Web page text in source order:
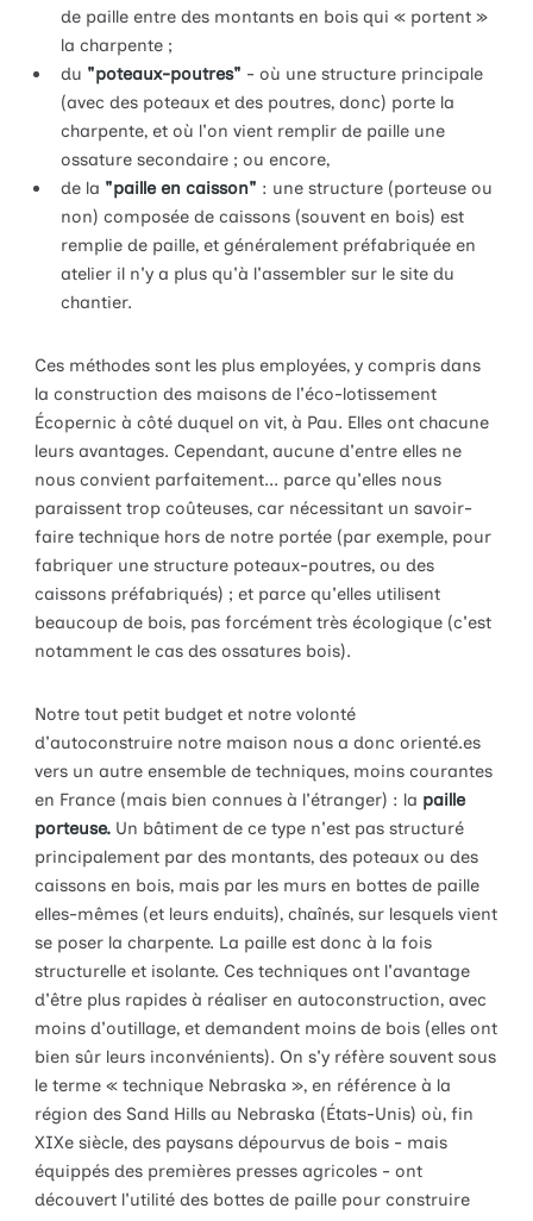
de paille entre des montants en bois qui « portent »
la charpente ;
du "poteaux-poutres" - où une structure principale
(avec des poteaux et des poutres, donc) porte la
charpente, et où l'on vient remplir de paille une
ossature secondaire ; ou encore,
de la "paille en caisson" : une structure (porteuse ou
non) composée de caissons (souvent en bois) est
remplie de paille, et généralement préfabriquée en
atelier il n'y a plus qu'à l'assembler sur le site du
chantier.
Ces méthodes sont les plus employées, y compris dans
la construction des maisons de l'éco-lotissement
Écopernic à côté duquel on vit, à Pau. Elles ont chacune
leurs avantages. Cependant, aucune d'entre elles ne
nous convient parfaitement... parce qu'elles nous
paraissent trop coûteuses, car nécessitant un savoir-
faire technique hors de notre portée (par exemple, pour
fabriquer une structure poteaux-poutres, ou des
caissons préfabriqués) ; et parce qu'elles utilisent
beaucoup de bois, pas forcément très écologique (c'est
notamment le cas des ossatures bois).
Notre tout petit budget et notre volonté
d'autoconstruire notre maison nous a donc orienté.es
vers un autre ensemble de techniques, moins courantes
en France (mais bien connues à l'étranger) : la paille
porteuse. Un bâtiment de ce type n'est pas structuré
principalement par des montants, des poteaux ou des
caissons en bois, mais par les murs en bottes de paille
elles-mêmes (et leurs enduits), chaînés, sur lesquels vient
se poser la charpente. La paille est donc à la fois
structurelle et isolante. Ces techniques ont l'avantage
d'être plus rapides à réaliser en autoconstruction, avec
moins d'outillage, et demandent moins de bois (elles ont
bien sûr leurs inconvénients). On s'y réfère souvent sous
le terme « technique Nebraska », en référence à la
région des Sand Hills au Nebraska (États-Unis) où, fin
XIXe siècle, des paysans dépourvus de bois - mais
équippés des premières presses agricoles - ont
découvert l'utilité des bottes de paille pour construire